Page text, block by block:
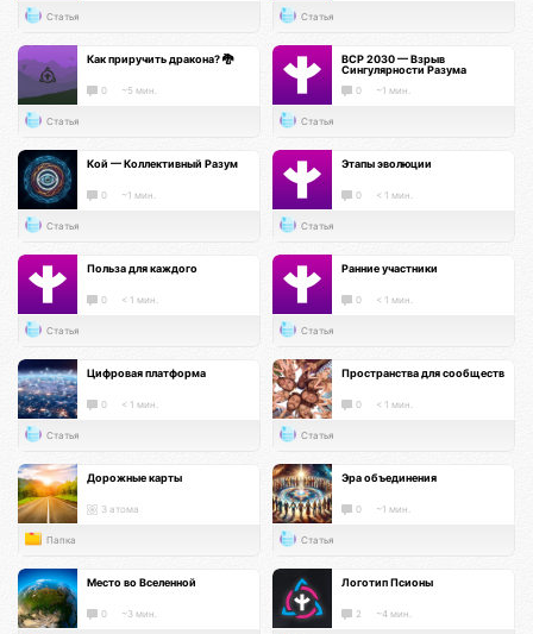
Статья Статья
Как приручить дракона? 🐉
0 ~5 мин.
Статья
ВСР 2030 — Взрыв
Сингулярности Разума
0 ~1 мин.
Статья
Кой — Коллективный Разум
0 ~1 мин.
Статья
Этапы эволюции
0 < 1 мин.
Статья
Польза для каждого
0 < 1 мин.
Статья
Ранние участники
0 < 1 мин.
Статья
Цифровая платформа
0 < 1 мин.
Статья
Пространства для сообществ
0 < 1 мин.
Статья
Дорожные карты
3 атома
Папка
Эра объединения
0 ~1 мин.
Статья
Место во Вселенной
0 ~3 мин.
Логотип Псионы
2 ~4 мин.